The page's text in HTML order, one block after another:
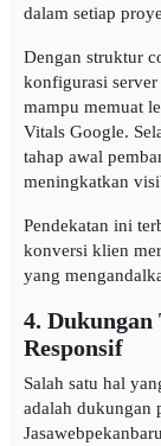
dalam setiap
Dengan struktur
konfigurasi
mampu memuat
Vitals Google.
tahap awal
meningkatkan
Pendekatan ini
konversi klien
yang
4. Dukungan
Responsif
Salah satu hal
adalah dukungan